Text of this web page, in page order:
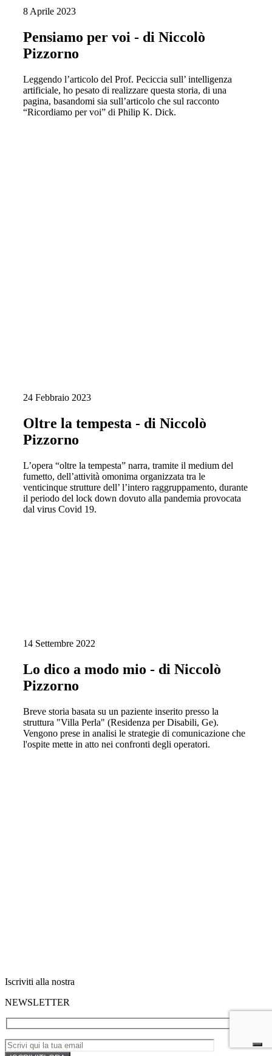
8 Aprile 2023
Pensiamo per voi - di Niccolò
Pizzorno
Leggendo l’articolo del Prof. Peciccia sull’ intelligenza
artificiale, ho pesato di realizzare questa storia, di una
pagina, basandomi sia sull’articolo che sul racconto
“Ricordiamo per voi” di Philip K. Dick.
24 Febbraio 2023
Oltre la tempesta - di Niccolò
Pizzorno
L’opera “oltre la tempesta” narra, tramite il medium del
fumetto, dell’attività omonima organizzata tra le
venticinque strutture dell’ l’intero raggruppamento, durante
il periodo del lock down dovuto alla pandemia provocata
dal virus Covid 19.
14 Settembre 2022
Lo dico a modo mio - di Niccolò
Pizzorno
Breve storia basata su un paziente inserito presso la
struttura "Villa Perla" (Residenza per Disabili, Ge).
Vengono prese in analisi le strategie di comunicazione che
l'ospite mette in atto nei confronti degli operatori.
Iscriviti alla nostra
NEWSLETTER